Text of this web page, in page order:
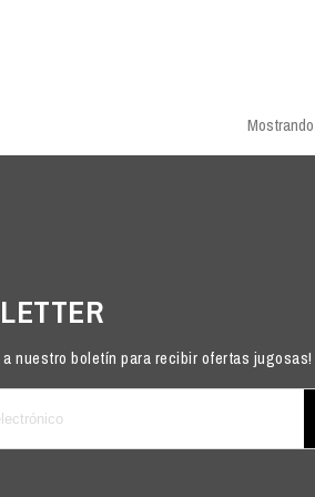
a nuestro boletín para recibir ofertas jugosas!